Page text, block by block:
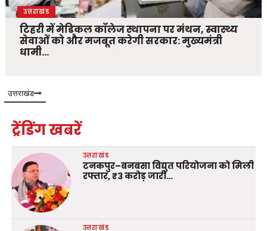
उत्तराखंड
टिहरी में मेडिकल कॉलेज स्थापना पर मंथन, स्वास्थ्य
सेवाओं को और मजबूत करेगी सरकार: मुख्यमंत्री
धामी…
उत्तराखंड
ट्रेंडिंग खबरें
उत्तराखंड
टनकपुर–बनबसा विद्युत परियोजना को मिली
रफ्तार, ₹3 करोड़ जारी…
उत्तराखंड